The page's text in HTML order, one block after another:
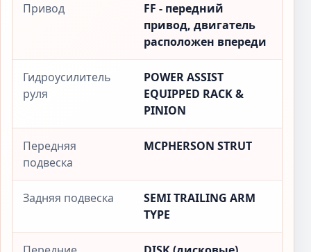
Привод
FF - передний
привод, двигатель
расположен впереди
Гидроусилитель
руля
POWER ASSIST
EQUIPPED RACK &
PINION
Передняя
подвеска
MCPHERSON STRUT
Задняя подвеска
SEMI TRAILING ARM
TYPE